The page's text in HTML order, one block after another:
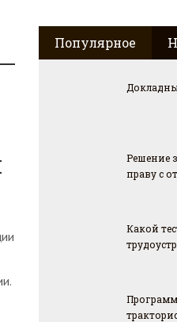
Популярное
Решение
праву с
Какой